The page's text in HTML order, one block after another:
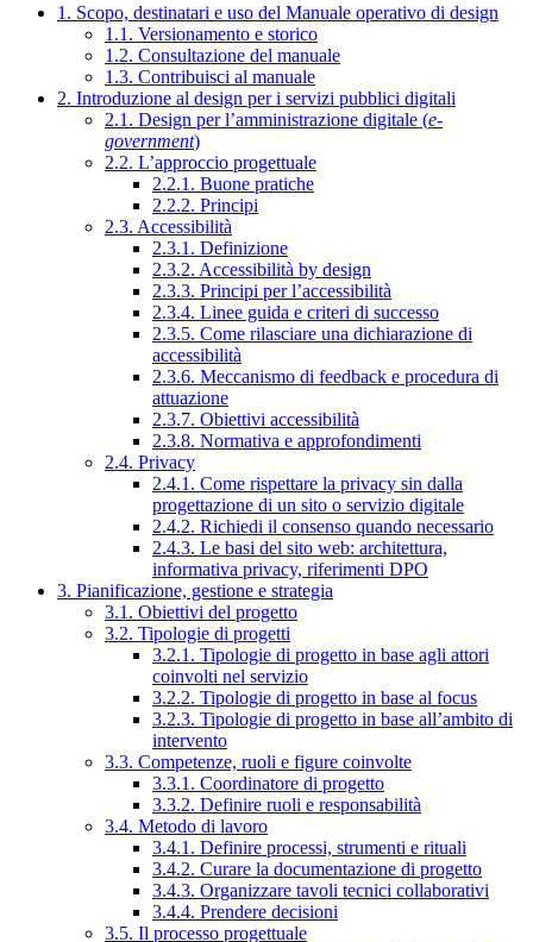
1. Scopo, destinatari e uso del Manuale operativo di design
1.1. Versionamento e storico
1.2. Consultazione del manuale
1.3. Contribuisci al manuale
2. Introduzione al design per i servizi pubblici digitali
2.1. Design per l’amministrazione digitale (e-
government)
2.2. L’approccio progettuale
2.2.1. Buone pratiche
2.2.2. Principi
2.3. Accessibilità
2.3.1. Definizione
2.3.2. Accessibilità by design
2.3.3. Principi per l’accessibilità
2.3.4. Linee guida e criteri di successo
2.3.5. Come rilasciare una dichiarazione di
accessibilità
2.3.6. Meccanismo di feedback e procedura di
attuazione
2.3.7. Obiettivi accessibilità
2.3.8. Normativa e approfondimenti
2.4. Privacy
2.4.1. Come rispettare la privacy sin dalla
progettazione di un sito o servizio digitale
2.4.2. Richiedi il consenso quando necessario
2.4.3. Le basi del sito web: architettura,
informativa privacy, riferimenti DPO
3. Pianificazione, gestione e strategia
3.1. Obiettivi del progetto
3.2. Tipologie di progetti
3.2.1. Tipologie di progetto in base agli attori
coinvolti nel servizio
3.2.2. Tipologie di progetto in base al focus
3.2.3. Tipologie di progetto in base all’ambito di
intervento
3.3. Competenze, ruoli e figure coinvolte
3.3.1. Coordinatore di progetto
3.3.2. Definire ruoli e responsabilità
3.4. Metodo di lavoro
3.4.1. Definire processi, strumenti e rituali
3.4.2. Curare la documentazione di progetto
3.4.3. Organizzare tavoli tecnici collaborativi
3.4.4. Prendere decisioni
3.5. Il processo progettuale